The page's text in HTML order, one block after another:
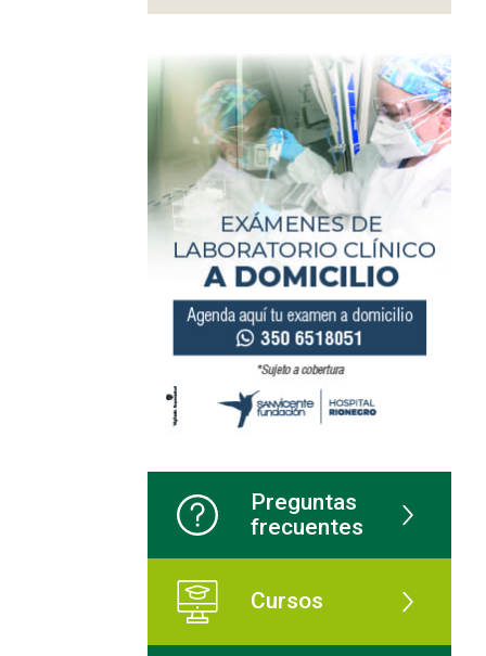
Preguntas
frecuentes
Cursos